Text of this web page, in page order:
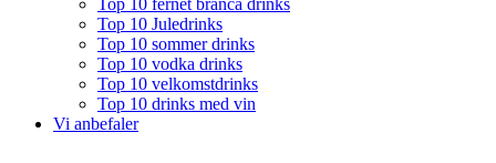
Top 10 fernet branca drinks
Top 10 Juledrinks
Top 10 sommer drinks
Top 10 vodka drinks
Top 10 velkomstdrinks
Top 10 drinks med vin
Vi anbefaler